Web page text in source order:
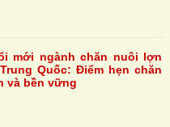
mới ngành chăn nuôi lợn
Quốc: Điểm hẹn chăn
và bền vững